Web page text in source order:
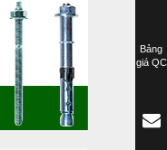
Bảng
giá QC